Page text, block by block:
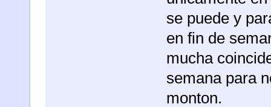
se puede y
en fin de
mucha
semana para
monton.